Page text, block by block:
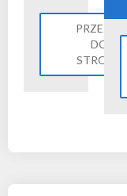
PRZEJDŹ
DO
STRONY